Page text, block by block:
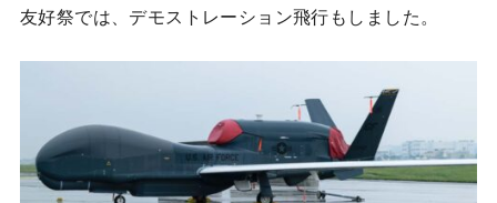
友好祭では、デモストレーション飛行もしました。